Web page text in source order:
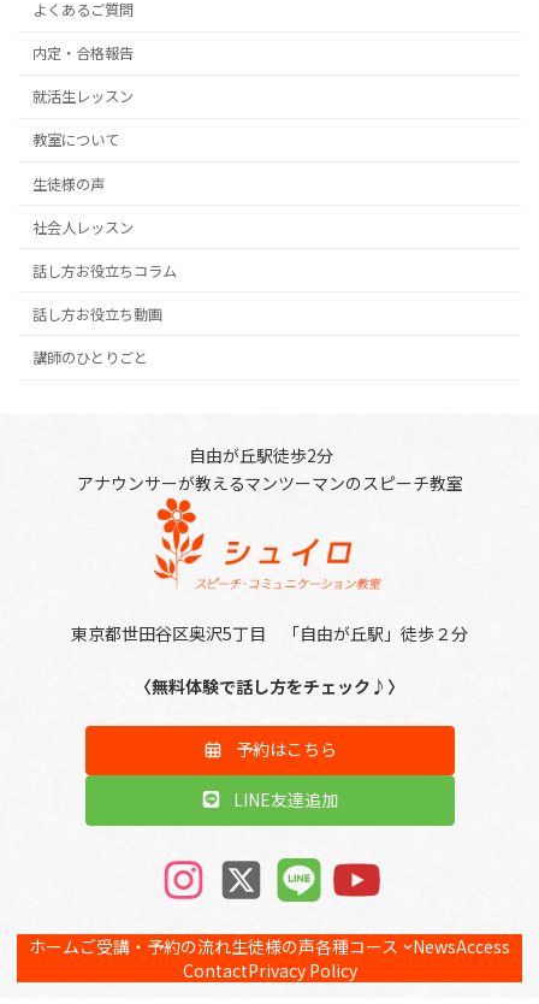
送
り
よくあるご質問
内定・合格報告
就活生レッスン
教室について
生徒様の声
社会人レッスン
話し方お役立ちコラム
話し方お役立ち動画
講師のひとりごと
自由が丘駅徒歩2分
アナウンサーが教えるマンツーマンのスピーチ教室
東京都世田谷区奥沢5丁目 「自由が丘駅」徒歩２分
〈無料体験で話し方をチェック♪〉
予約はこちら
LINE友達追加
ア
イ
コ
リ
ン
ア
イ
コ
リ
ン
ク
ア
イ
コ
リ
ン
ク
ア
イ
コ
リ
ン
ク
ホームご受講・予約の流れ生徒様の声各種コース NewsAccess
ContactPrivacy Policy